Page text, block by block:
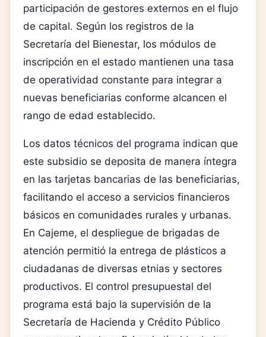
participación de gestores externos en el flujo
de capital. Según los registros de la
Secretaría del Bienestar, los módulos de
inscripción en el estado mantienen una tasa
de operatividad constante para integrar a
nuevas beneficiarias conforme alcancen el
rango de edad establecido.
Los datos técnicos del programa indican que
este subsidio se deposita de manera íntegra
en las tarjetas bancarias de las beneficiarias,
facilitando el acceso a servicios financieros
básicos en comunidades rurales y urbanas.
En Cajeme, el despliegue de brigadas de
atención permitió la entrega de plásticos a
ciudadanas de diversas etnias y sectores
productivos. El control presupuestal del
programa está bajo la supervisión de la
Secretaría de Hacienda y Crédito Público